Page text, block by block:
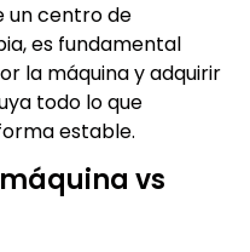
un centro de
es fundamental
la máquina y adquirir
todo lo que
estable.
vs